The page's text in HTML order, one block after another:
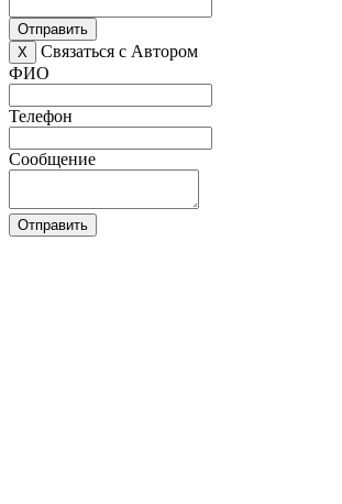
Отправить
X
Связаться с Автором
ФИО
Телефон
Сообщение
Отправить